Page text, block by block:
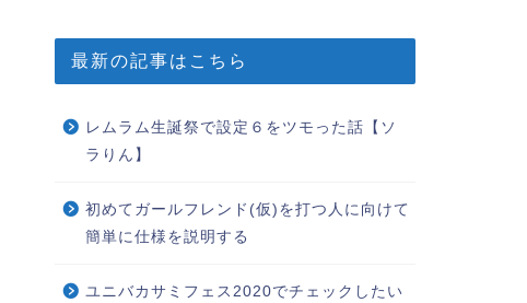
最新の記事はこちら
レムラム生誕祭で設定６をツモった話【ソ
ラりん】
初めてガールフレンド(仮)を打つ人に向けて
簡単に仕様を説明する
ユニバカサミフェス2020でチェックしたい